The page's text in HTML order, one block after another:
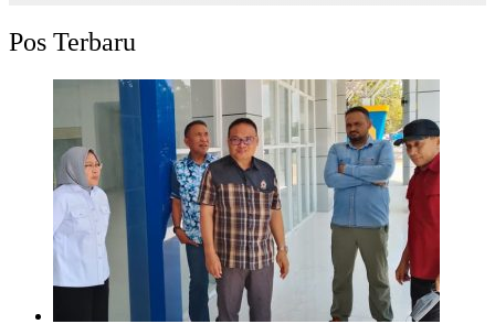
Pos Terbaru